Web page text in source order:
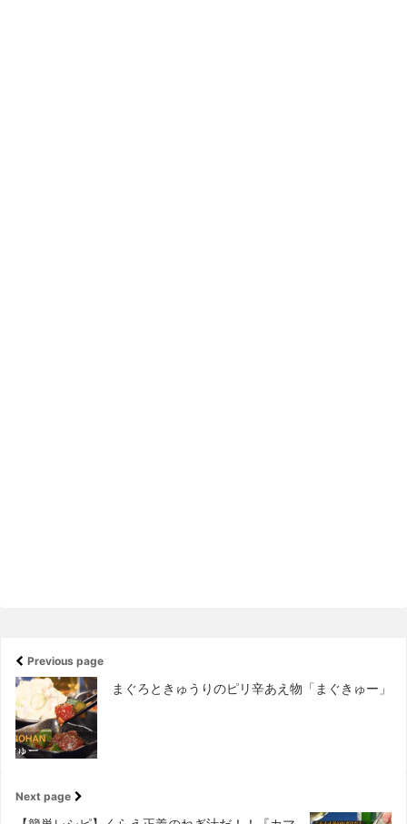
Previous page
まぐろときゅうりのピリ辛あえ物「まぐきゅー」
Next page